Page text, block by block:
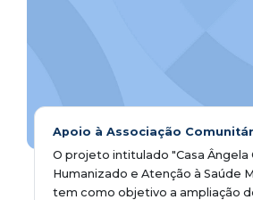
Apoio à Associação
O projeto intitulado "Casa
Humanizado e Atenção à Saúde
tem como objetivo a ampliação